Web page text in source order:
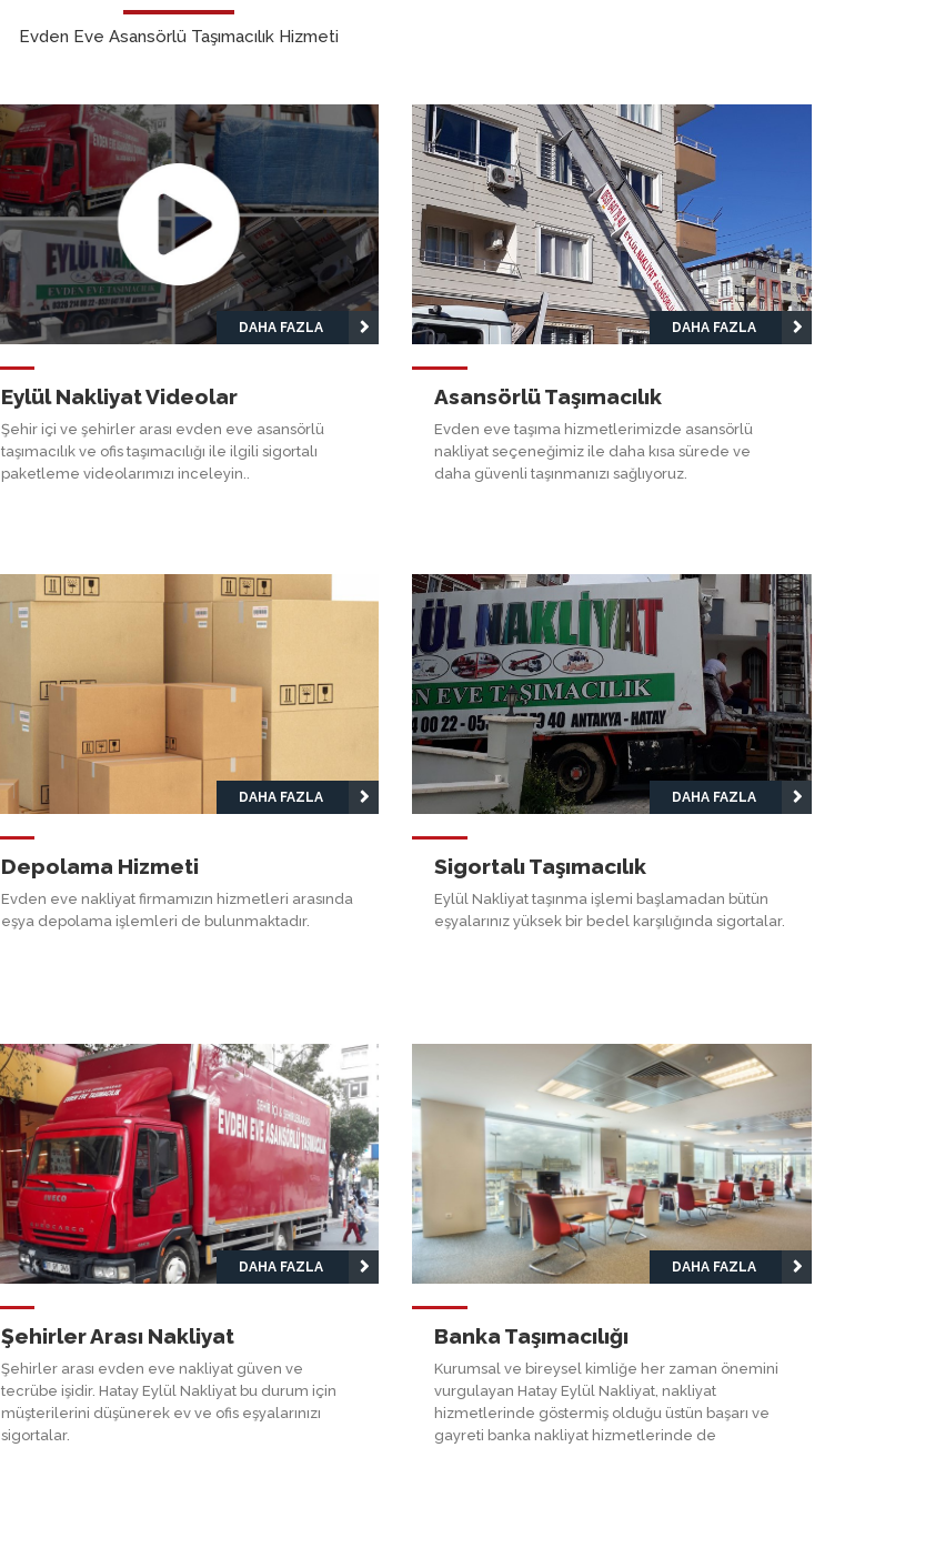
Evden Eve Asansörlü Taşımacılık Hizmeti
DAHA FAZLA
Eylül Nakliyat Videolar
Şehir içi ve şehirler arası evden eve asansörlü
taşımacılık ve ofis taşımacılığı ile ilgili sigortalı
paketleme videolarımızı inceleyin..
DAHA FAZLA
Asansörlü Taşımacılık
Evden eve taşıma hizmetlerimizde asansörlü
nakliyat seçeneğimiz ile daha kısa sürede ve
daha güvenli taşınmanızı sağlıyoruz.
DAHA FAZLA
Depolama Hizmeti
Evden eve nakliyat firmamızın hizmetleri arasında
eşya depolama işlemleri de bulunmaktadır.
DAHA FAZLA
Sigortalı Taşımacılık
Eylül Nakliyat taşınma işlemi başlamadan bütün
eşyalarınız yüksek bir bedel karşılığında sigortalar.
DAHA FAZLA
Şehirler Arası Nakliyat
Şehirler arası evden eve nakliyat güven ve
tecrübe işidir. Hatay Eylül Nakliyat bu durum için
müşterilerini düşünerek ev ve ofis eşyalarınızı
sigortalar.
DAHA FAZLA
Banka Taşımacılığı
Kurumsal ve bireysel kimliğe her zaman önemini
vurgulayan Hatay Eylül Nakliyat, nakliyat
hizmetlerinde göstermiş olduğu üstün başarı ve
gayreti banka nakliyat hizmetlerinde de